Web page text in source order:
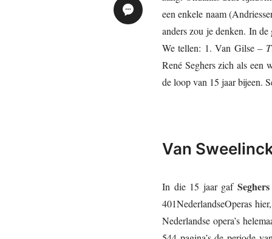
een enkele naam
anders zou je denken. In
We tellen: 1. Van Gilse –
René Seghers zich als een
de loop van 15 jaar bijeen.
Van
In die 15 jaar gaf Seghers
401NederlandseOperas
Nederlandse opera’s